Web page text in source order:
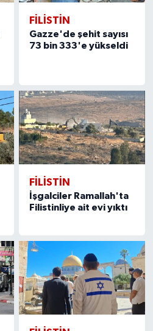
FILISTIN
Gazze'de şehit sayısı
73 bin 333'e yükseldi
FILISTIN
İşgalciler Ramallah'ta
Filistinliye ait evi yıktı